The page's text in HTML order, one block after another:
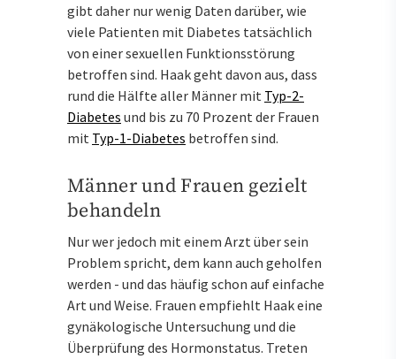
gibt daher nur wenig Daten darüber, wie
viele Patienten mit Diabetes tatsächlich
von einer sexuellen Funktionsstörung
betroffen sind. Haak geht davon aus, dass
rund die Hälfte aller Männer mit Typ-2-
Diabetes und bis zu 70 Prozent der Frauen
mit Typ-1-Diabetes betroffen sind.
Männer und Frauen gezielt
behandeln
Nur wer jedoch mit einem Arzt über sein
Problem spricht, dem kann auch geholfen
werden - und das häufig schon auf einfache
Art und Weise. Frauen empfiehlt Haak eine
gynäkologische Untersuchung und die
Überprüfung des Hormonstatus. Treten